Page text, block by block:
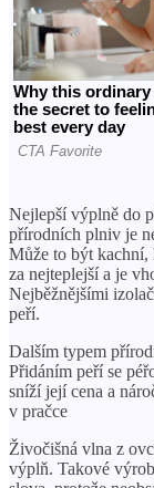
Nejlepší výplně do
přírodních plniv je
Může to být kachní,
za nejteplejší a je
Nejběžnějšími
peří.
Dalším typem
Přidáním peří se
sníží její cena a
v pračce
Živočišná vlna z
výplň. Takové